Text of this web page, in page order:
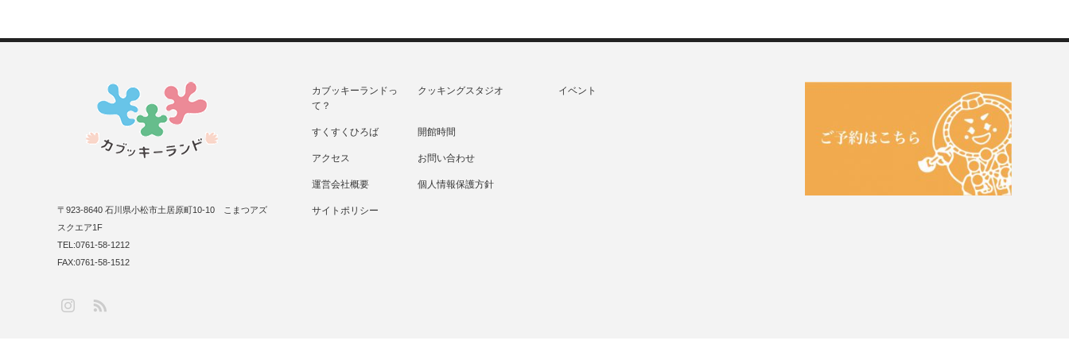
カブッキーランドっ
て？
クッキングスタジオ
すくすくひろば 開館時間
アクセス お問い合わせ
運営会社概要 個人情報保護方針
サイトポリシー
イベント
〒923-8640 石川県小松市土居原町10-10 こまつアズ
スクエア1F
TEL:0761-58-1212
FAX:0761-58-1512
Instagram